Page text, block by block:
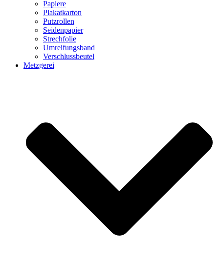
Papiere
Plakatkarton
Putzrollen
Seidenpapier
Strechfolie
Umreifungsband
Verschlussbeutel
Metzgerei